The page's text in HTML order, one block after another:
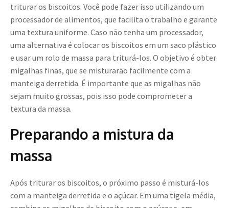
triturar os biscoitos. Você pode fazer isso utilizando um
processador de alimentos, que facilita o trabalho e garante
uma textura uniforme. Caso não tenha um processador,
uma alternativa é colocar os biscoitos em um saco plástico
e usar um rolo de massa para triturá-los. O objetivo é obter
migalhas finas, que se misturarão facilmente com a
manteiga derretida. É importante que as migalhas não
sejam muito grossas, pois isso pode comprometer a
textura da massa.
Preparando a mistura da
massa
Após triturar os biscoitos, o próximo passo é misturá-los
com a manteiga derretida e o açúcar. Em uma tigela média,